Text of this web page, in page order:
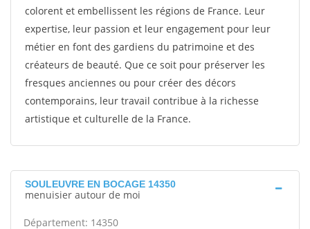
colorent et embellissent les régions de France. Leur
expertise, leur passion et leur engagement pour leur
métier en font des gardiens du patrimoine et des
créateurs de beauté. Que ce soit pour préserver les
fresques anciennes ou pour créer des décors
contemporains, leur travail contribue à la richesse
artistique et culturelle de la France.
SOULEUVRE EN BOCAGE 14350
menuisier autour de moi
Département: 14350